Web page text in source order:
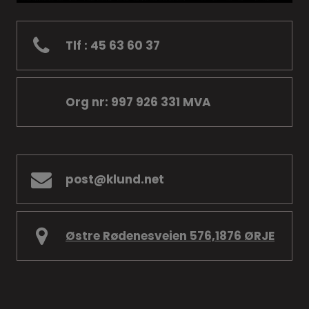
Tlf : 45 63 60 37
Org nr: 997 926 331 MVA
post@klund.net
Østre Rødenesveien 576,1876 ØRJE